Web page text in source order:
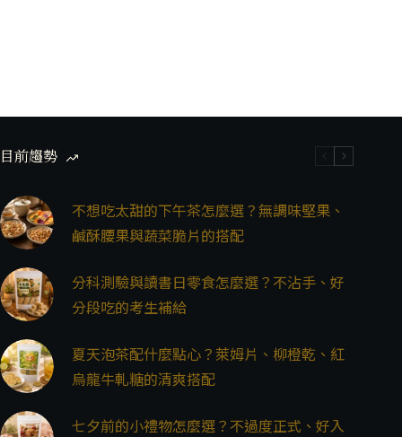
目前趨勢
不想吃太甜的下午茶怎麼選？無調味堅果、
鹹酥腰果與蔬菜脆片的搭配
分科測驗與讀書日零食怎麼選？不沾手、好
分段吃的考生補給
夏天泡茶配什麼點心？萊姆片、柳橙乾、紅
烏龍牛軋糖的清爽搭配
七夕前的小禮物怎麼選？不過度正式、好入